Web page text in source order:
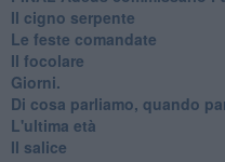
Il cigno serpente
Le feste comandate
Il focolare
Giorni.
Di cosa parliamo, quando
L'ultima età
Il salice